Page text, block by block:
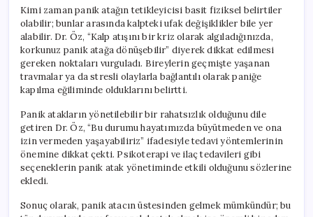
Kimi zaman panik atağın tetikleyicisi basit fiziksel belirtiler
olabilir; bunlar arasında kalpteki ufak değişiklikler bile yer
alabilir. Dr. Öz, “Kalp atışını bir kriz olarak algıladığınızda,
korkunuz panik atağa dönüşebilir” diyerek dikkat edilmesi
gereken noktaları vurguladı. Bireylerin geçmişte yaşanan
travmalar ya da stresli olaylarla bağlantılı olarak paniğe
kapılma eğiliminde olduklarını belirtti.
Panik atakların yönetilebilir bir rahatsızlık olduğunu dile
getiren Dr. Öz, “Bu durumu hayatımızda büyütmeden ve ona
izin vermeden yaşayabiliriz” ifadesiyle tedavi yöntemlerinin
önemine dikkat çekti. Psikoterapi ve ilaç tedavileri gibi
seçeneklerin panik atak yönetiminde etkili olduğunu sözlerine
ekledi.
Sonuç olarak, panik atacın üstesinden gelmek mümkündür; bu